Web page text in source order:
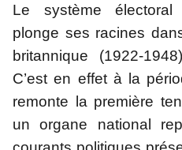
Le système
plonge ses racines
britannique (1922-
C’est en effet à la
remonte la première
un organe national